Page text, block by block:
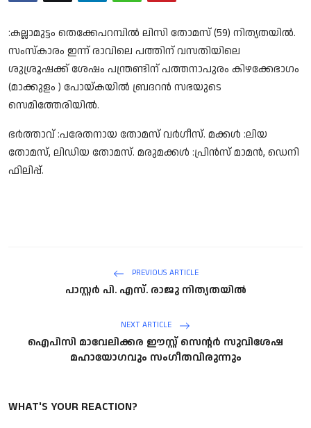
Obituary
Bible History
Music
Song Lyrics
Christian Life Testimony
Bible verse
:കല്ലാമുട്ടം തെക്കേപറമ്പിൽ ലിസി തോമസ് (59) നിത്യതയിൽ.
സംസ്കാരം ഇന്ന് രാവിലെ പത്തിന് വസതിയിലെ
ശുശ്രൂഷക്ക് ശേഷം പന്ത്രണ്ടിന് പത്തനാപുരം കിഴക്കേഭാഗം
(മാക്കുളം ) പോയ്കയിൽ ബ്രദറൻ സഭയുടെ
സെമിത്തേരിയിൽ.
ഭർത്താവ് :പരേതനായ തോമസ് വർഗീസ്. മക്കൾ :ലിയ
തോമസ്, ലിഡിയ തോമസ്. മരുമക്കൾ :പ്രിൻസ് മാമൻ, ഡെനി
ഫിലിപ്പ്.
PREVIOUS ARTICLE
പാസ്റ്റർ പി. എസ്. രാജു നിത്യതയിൽ
NEXT ARTICLE
ഐപിസി മാവേലിക്കര ഈസ്റ്റ് സെൻ്റർ സുവിശേഷ
മഹായോഗവും സംഗീതവിരുന്നും
WHAT'S YOUR REACTION?